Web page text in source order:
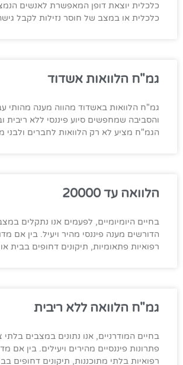
כלכלית יוצאת דופן המאפשרת לאנשים
כלכלית או במצב של חוסר נזילות לקבל
גמ"ח הלוואות אשדוד
גמ"ח הלוואות באשדוד מהווה מענה מהותי
והסביבה שמחפשים סיוע פיננסי ללא ריבית
הגמ"ח מציע לא רק הלוואות לחברים
הלוואה עד 20000
בחיים היומיומיים, לפעמים אנו נתקלים
הדורשים מענה פיננסי מהיר ויעיל. בין אם
רפואיות פתאומיות, תיקונים דחופים בבית
גמ"ח הלוואה ללא ריבית
בחיים המודרניים, אנו נתונים במצבים בלתי
פתרונות פיננסיים מהירים ויעילים. בין אם
רפואיות בלתי מתוכננות, תיקונים דחופים